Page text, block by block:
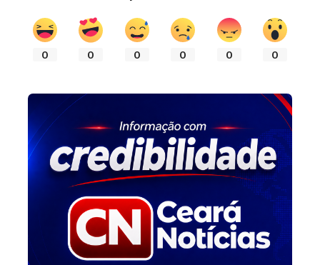
0 0 0 0 0 0